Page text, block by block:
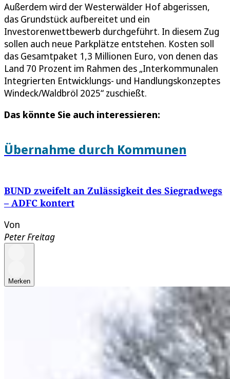
Außerdem wird der Westerwälder Hof abgerissen,
das Grundstück aufbereitet und ein
Investorenwettbewerb durchgeführt. In diesem Zug
sollen auch neue Parkplätze entstehen. Kosten soll
das Gesamtpaket 1,3 Millionen Euro, von denen das
Land 70 Prozent im Rahmen des „Interkommunalen
Integrierten Entwicklungs- und Handlungskonzeptes
Windeck/Waldbröl 2025“ zuschießt.
Das könnte Sie auch interessieren:
Übernahme durch Kommunen
BUND zweifelt an Zulässigkeit des Siegradwegs
– ADFC kontert
Von
Peter Freitag
Merken